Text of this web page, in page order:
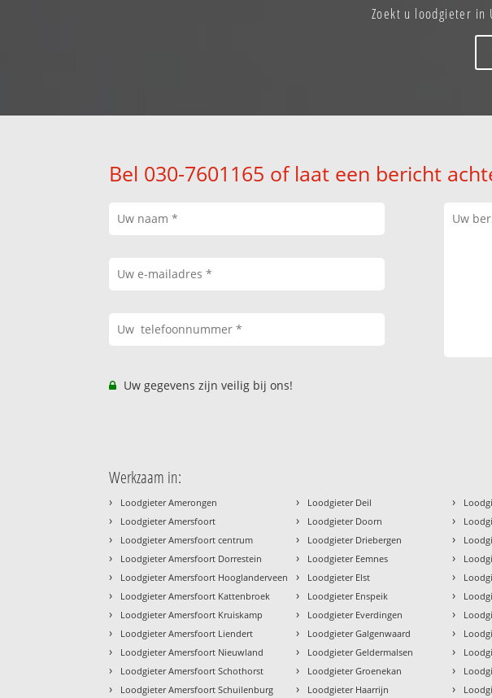
Zoekt u loodgieter in
Bel 030-7601165 of laat een bericht
Uw gegevens zijn veilig bij ons!
Werkzaam in:
› Loodgieter Amerongen
› Loodgieter Amersfoort
› Loodgieter Amersfoort centrum
› Loodgieter Amersfoort Dorrestein
› Loodgieter Amersfoort Hooglanderveen
› Loodgieter Amersfoort Kattenbroek
› Loodgieter Amersfoort Kruiskamp
› Loodgieter Amersfoort Liendert
› Loodgieter Amersfoort Nieuwland
› Loodgieter Amersfoort Schothorst
› Loodgieter Amersfoort Schuilenburg
› Loodgieter Deil
› Loodgieter Doorn
› Loodgieter Driebergen
› Loodgieter Eemnes
› Loodgieter Elst
› Loodgieter Enspeik
› Loodgieter Everdingen
› Loodgieter Galgenwaard
› Loodgieter Geldermalsen
› Loodgieter Groenekan
› Loodgieter Haarrijn
›
›
›
›
›
›
›
›
›
›
›